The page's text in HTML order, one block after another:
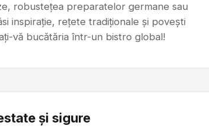
robustețea preparatelor germane sau
inspirație, rețete tradiționale și povești
vă bucătăria într-un bistro global!
și sigure